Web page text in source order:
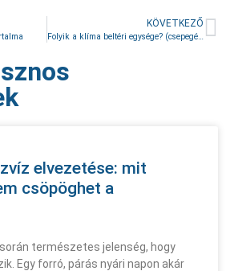
KÖVETKEZŐ
Folyik a klíma beltéri egysége? (csepegés)
elvezetése: mit
csöpöghet a
természetes jelenség, hogy
Egy forró, párás nyári napon akár